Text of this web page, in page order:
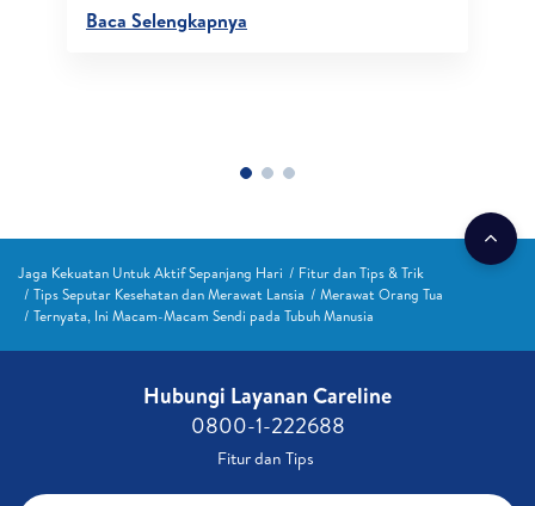
Baca Selengkapnya
Jaga Kekuatan Untuk Aktif Sepanjang Hari
Fitur dan Tips & Trik
Tips Seputar Kesehatan dan Merawat Lansia
Merawat Orang Tua
Ternyata, Ini Macam-Macam Sendi pada Tubuh Manusia
Hubungi Layanan Careline​
0800-1-222688​
Fitur dan Tips ​